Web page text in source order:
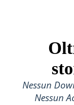
Nessun
Nessun